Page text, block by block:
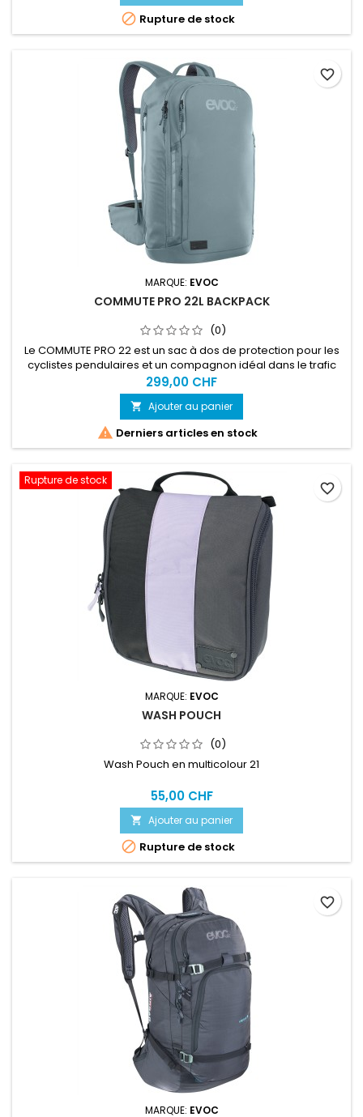
 Rupture de stock
MARQUE: EVOC
COMMUTE PRO 22L BACKPACK
(0)
Le COMMUTE PRO 22 est un sac à dos de protection pour les
cyclistes pendulaires et un compagnon idéal dans le trafic
urbain. Sa protection dorsale intégrée LITESHIELD PLUS,
particulièrement légère et flexible, dispose d'une excellente
absorption des chocs (certifiée selon EN 1621-2 ; niveau 2) et
protège une grande partie de la colonne vertébrale en cas...
299,00 CHF
 Ajouter au panier
 Derniers articles en stock
favorite_border
Rupture de stock
MARQUE: EVOC
WASH POUCH
(0)
Wash Pouch en multicolour 21
55,00 CHF
 Ajouter au panier
 Rupture de stock
favorite_border
MARQUE: EVOC
favorite_border